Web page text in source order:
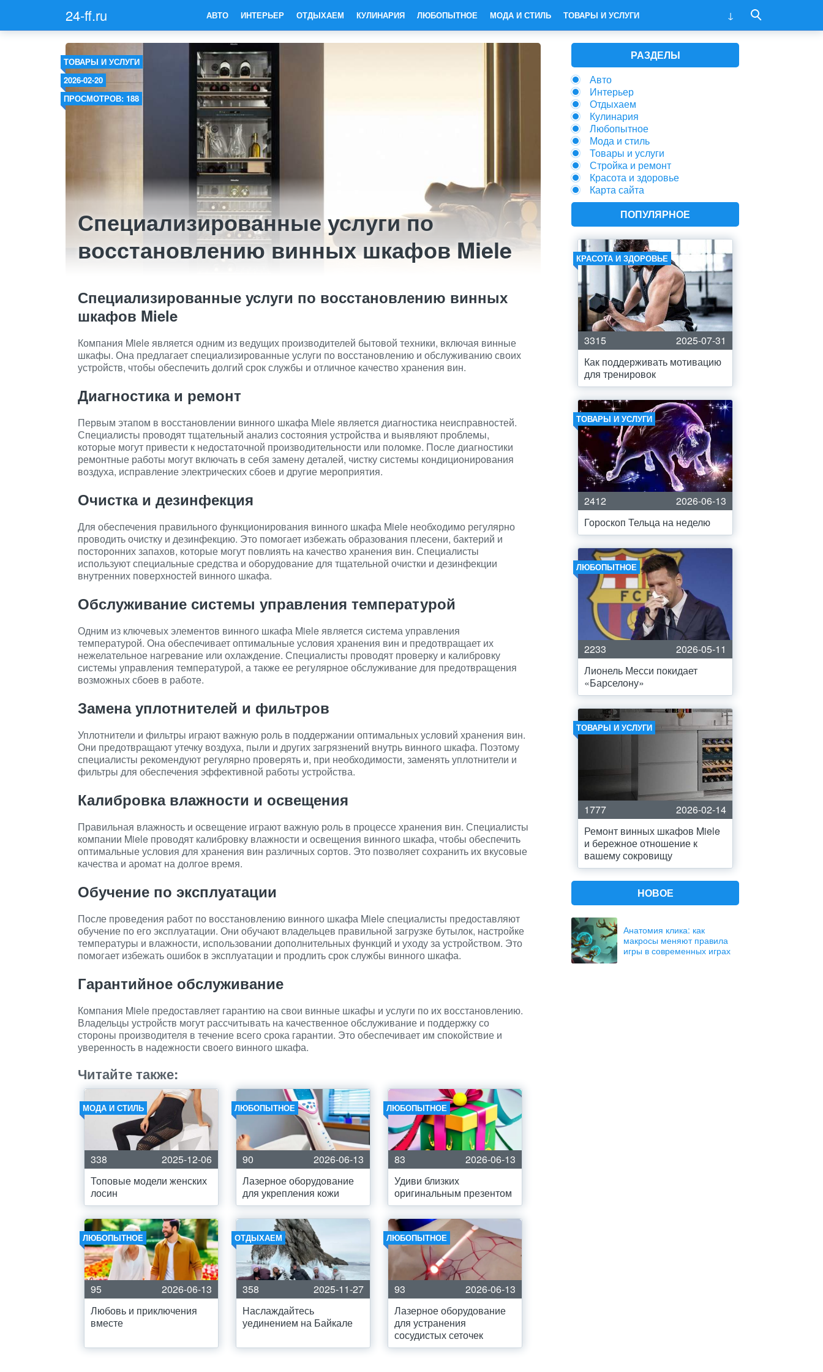
24-ff.ru АВТО ИНТЕРЬЕР ОТДЫХАЕМ КУЛИНАРИЯ ЛЮБОПЫТНОЕ МОДА И СТИЛЬ ТОВАРЫ И УСЛУГИ
ТОВАРЫ И УСЛУГИ
2026-02-20
ПРОСМОТРОВ: 188
Специализированные услуги по
восстановлению винных шкафов Miele
Специализированные услуги по восстановлению винных
шкафов Miele
Компания Miele является одним из ведущих производителей бытовой техники, включая винные
шкафы. Она предлагает специализированные услуги по восстановлению и обслуживанию своих
устройств, чтобы обеспечить долгий срок службы и отличное качество хранения вин.
Диагностика и ремонт
Первым этапом в восстановлении винного шкафа Miele является диагностика неисправностей.
Специалисты проводят тщательный анализ состояния устройства и выявляют проблемы,
которые могут привести к недостаточной производительности или поломке. После диагностики
ремонтные работы могут включать в себя замену деталей, чистку системы кондиционирования
воздуха, исправление электрических сбоев и другие мероприятия.
Очистка и дезинфекция
Для обеспечения правильного функционирования винного шкафа Miele необходимо регулярно
проводить очистку и дезинфекцию. Это помогает избежать образования плесени, бактерий и
посторонних запахов, которые могут повлиять на качество хранения вин. Специалисты
используют специальные средства и оборудование для тщательной очистки и дезинфекции
внутренних поверхностей винного шкафа.
Обслуживание системы управления температурой
Одним из ключевых элементов винного шкафа Miele является система управления
температурой. Она обеспечивает оптимальные условия хранения вин и предотвращает их
нежелательное нагревание или охлаждение. Специалисты проводят проверку и калибровку
системы управления температурой, а также ее регулярное обслуживание для предотвращения
возможных сбоев в работе.
Замена уплотнителей и фильтров
Уплотнители и фильтры играют важную роль в поддержании оптимальных условий хранения вин.
Они предотвращают утечку воздуха, пыли и других загрязнений внутрь винного шкафа. Поэтому
специалисты рекомендуют регулярно проверять и, при необходимости, заменять уплотнители и
фильтры для обеспечения эффективной работы устройства.
Калибровка влажности и освещения
Правильная влажность и освещение играют важную роль в процессе хранения вин. Специалисты
компании Miele проводят калибровку влажности и освещения винного шкафа, чтобы обеспечить
оптимальные условия для хранения вин различных сортов. Это позволяет сохранить их вкусовые
качества и аромат на долгое время.
Обучение по эксплуатации
После проведения работ по восстановлению винного шкафа Miele специалисты предоставляют
обучение по его эксплуатации. Они обучают владельцев правильной загрузке бутылок, настройке
температуры и влажности, использовании дополнительных функций и уходу за устройством. Это
помогает избежать ошибок в эксплуатации и продлить срок службы винного шкафа.
Гарантийное обслуживание
Компания Miele предоставляет гарантию на свои винные шкафы и услуги по их восстановлению.
Владельцы устройств могут рассчитывать на качественное обслуживание и поддержку со
стороны производителя в течение всего срока гарантии. Это обеспечивает им спокойствие и
уверенность в надежности своего винного шкафа.
Читайте также:
МОДА И СТИЛЬ
338
2025-12-06
Топовые модели женских
лосин
ЛЮБОПЫТНОЕ
90
2026-06-13
Лазерное оборудование
для укрепления кожи
ЛЮБОПЫТНОЕ
83
2026-06-13
Удиви близких
оригинальным презентом
ЛЮБОПЫТНОЕ
95
2026-06-13
Любовь и приключения
вместе
ОТДЫХАЕМ
358
2025-11-27
Наслаждайтесь
уединением на Байкале
ЛЮБОПЫТНОЕ
93
2026-06-13
Лазерное оборудование
для устранения
сосудистых сеточек
РАЗДЕЛЫ
Авто
Интерьер
Отдыхаем
Кулинария
Любопытное
Мода и стиль
Товары и услуги
Стройка и ремонт
Красота и здоровье
Карта сайта
ПОПУЛЯРНОЕ
КРАСОТА И ЗДОРОВЬЕ
3315
2025-07-31
Как поддерживать мотивацию
для тренировок
ТОВАРЫ И УСЛУГИ
2412
2026-06-13
Гороскоп Тельца на неделю
ЛЮБОПЫТНОЕ
2233
2026-05-11
Лионель Месси покидает
«Барселону»
ТОВАРЫ И УСЛУГИ
1777
2026-02-14
Ремонт винных шкафов Miele
и бережное отношение к
вашему сокровищу
НОВОЕ
Анатомия клика: как
макросы меняют правила
игры в современных играх